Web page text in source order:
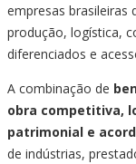
empresas brasileiras
produção, logística,
diferenciados e
A combinação de
obra competitiva,
patrimonial e
de indústrias,